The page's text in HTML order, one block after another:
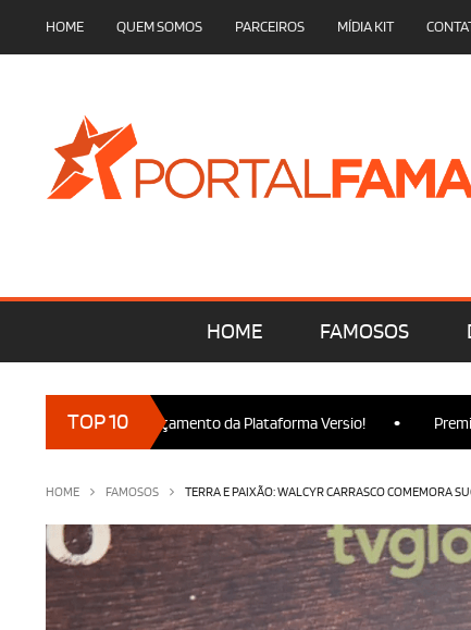
HOME QUEM SOMOS PARCEIROS MÍDIA KIT
HOME FAMOSOS
TOP 10
no Lançamento da Plataforma Versio! • Premiere de
HOME FAMOSOS TERRA E PAIXÃO: WALCYR CARRASCO COMEMORA